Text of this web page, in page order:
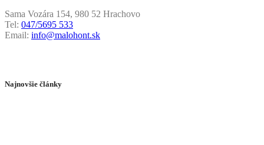
Sama Vozára 154, 980 52 Hrachovo
Tel: 047/5695 533
Email: info@malohont.sk
Najnovšie články